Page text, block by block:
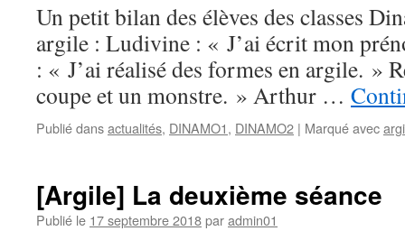
Un petit bilan des élèves des classes
argile : Ludivine : « J’ai écrit mon
: « J’ai réalisé des formes en argile. »
coupe et un monstre. » Arthur …
Publié dansactualités, DINAMO1, DINAMO2 | Marqué avec
[Argile] La deuxième séance
Publié le 17 septembre 2018paradmin01